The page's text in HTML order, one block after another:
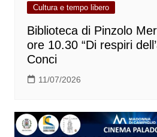
Cultura e tempo libero
Biblioteca di Pinzolo
ore 10.30 “Di respiri
Conci
11/07/2026